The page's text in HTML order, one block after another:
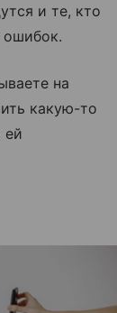
и те, кто
ошибок.
на
какую-то
ей